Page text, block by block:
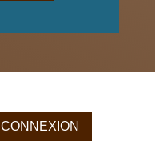
CONNEXION